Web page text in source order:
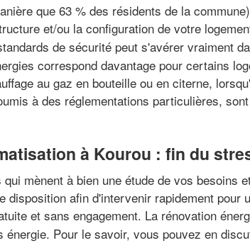
que 63 % des résidents de la
et/ou la configuration de votre
de sécurité peut s'avérer vraiment
correspond davantage pour certains
au gaz en bouteille ou en citerne,
à des réglementations particulières,
à Kourou : fin du
mènent à bien une étude de vos besoins
afin d'intervenir rapidement pour
et sans engagement. La rénovation
Pour le savoir, vous pouvez en